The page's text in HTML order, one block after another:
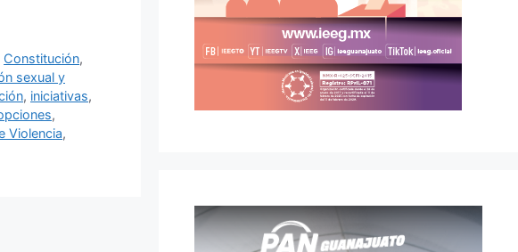
Constitución,
sexual y
, iniciativas,
,
Violencia,